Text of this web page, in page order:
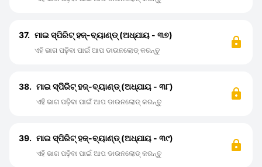
37. ମାଇ ସ୍ପିରିଟ୍ ହଜ୍-ବ୍ୟାଣ୍ଡ୍ (ଅଧ୍ଯାୟ - ୩୭)
ଏହି ଭାଗ ପଢ଼ିବା ପାଇଁ ଆପ ଡାଉନଲୋଡ୍ କରନ୍ତୁ
38. ମାଇ ସ୍ପିରିଟ୍ ହଜ୍-ବ୍ୟାଣ୍ଡ୍ (ଅଧ୍ଯାୟ - ୩୮)
ଏହି ଭାଗ ପଢ଼ିବା ପାଇଁ ଆପ ଡାଉନଲୋଡ୍ କରନ୍ତୁ
39. ମାଇ ସ୍ପିରିଟ୍ ହଜ୍-ବ୍ୟାଣ୍ଡ୍ (ଅଧ୍ଯାୟ - ୩୯)
ଏହି ଭାଗ ପଢ଼ିବା ପାଇଁ ଆପ ଡାଉନଲୋଡ୍ କରନ୍ତୁ